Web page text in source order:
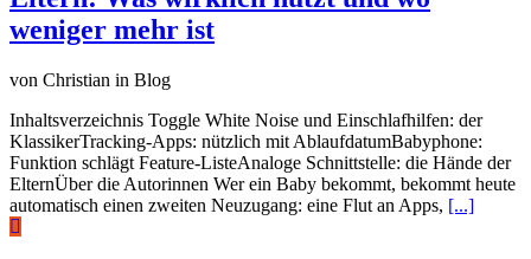
weniger mehr ist
von Christian in Blog
Inhaltsverzeichnis Toggle White Noise und Einschlafhilfen: der
KlassikerTracking-Apps: nützlich mit AblaufdatumBabyphone:
Funktion schlägt Feature-ListeAnaloge Schnittstelle: die Hände der
ElternÜber die Autorinnen Wer ein Baby bekommt, bekommt heute
automatisch einen zweiten Neuzugang: eine Flut an Apps, [...]